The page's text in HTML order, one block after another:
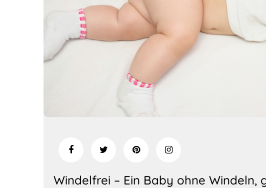
Windelfrei – Ein Baby ohne Windeln,